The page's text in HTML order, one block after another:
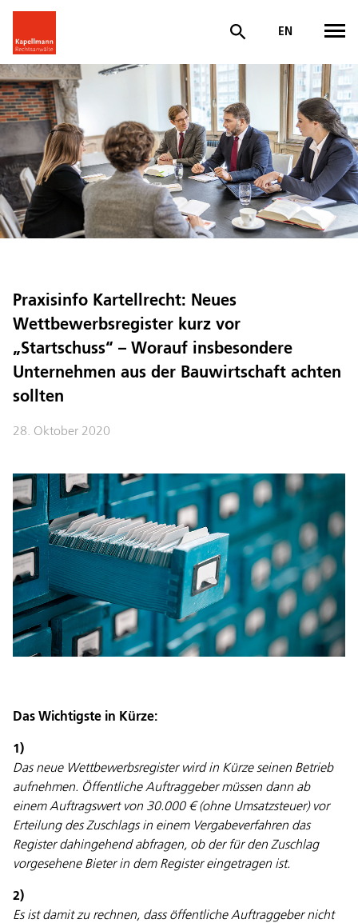
EN
Praxisinfo Kartellrecht: Neues
Wettbewerbsregister kurz vor
„Startschuss“ – Worauf insbesondere
Unternehmen aus der Bauwirtschaft achten
sollten
28. Oktober 2020
Das Wichtigste in Kürze:
1)
Das neue Wettbewerbsregister wird in Kürze seinen Betrieb
aufnehmen. Öffentliche Auftraggeber müssen dann ab
einem Auftragswert von 30.000 € (ohne Umsatzsteuer) vor
Erteilung des Zuschlags in einem Vergabeverfahren das
Register dahingehend abfragen, ob der für den Zuschlag
vorgesehene Bieter in dem Register eingetragen ist.
2)
Es ist damit zu rechnen, dass öffentliche Auftraggeber nicht